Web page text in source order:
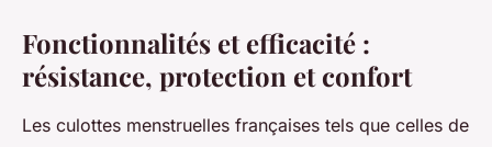
Fonctionnalités et efficacité :
résistance, protection et confort
Les culottes menstruelles françaises tels que celles de